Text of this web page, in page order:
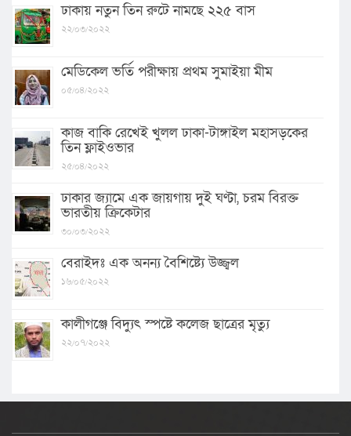
ঢাকায় নতুন তিন রুটে নামছে ২২৫ বাস
২২/০৩/২০২২
মেডিকেল ভর্তি পরীক্ষায় প্রথম সুমাইয়া মীম
০৫/০৪/২০২২
কাজ বাকি রেখেই খুলল ঢাকা-টাঙ্গাইল মহাসড়কের
তিন ফ্লাইওভার
২৫/০৪/২০২২
ঢাকার জ্যামে এক জায়গায় দুই ঘণ্টা, চরম বিরক্ত
ভারতীয় ক্রিকেটার
৩০/০৩/২০২২
বেরাইদঃ এক অনন্য বৈশিষ্ট্যে উজ্জ্বল
১৬/০৫/২০২২
কালীগঞ্জে বিদ্যুৎ স্পষ্টে কলেজ ছাত্রের মৃত্যু
২২/০৭/২০২২